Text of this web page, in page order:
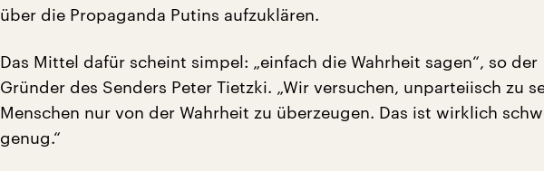
über die Propaganda Putins aufzuklären.
Das Mittel dafür scheint simpel: „einfach die Wahrheit sagen“, so der
Gründer des Senders Peter Tietzki. „Wir versuchen, unparteiisch zu
Menschen nur von der Wahrheit zu überzeugen. Das ist wirklich
genug.“